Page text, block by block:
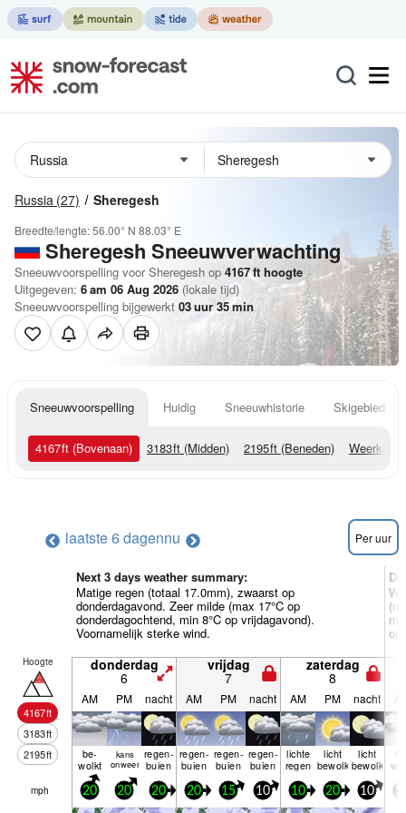
Russia (27) Sheregesh
Breedte/lengte:56.00° N 88.03° E
Sheregesh Sneeuwverwachting
Sneeuwvoorspelling voor Sheregesh op 4167ft hoogte
Uitgegeven: 6 am 06 Aug 2026 (lokale tijd)
Sneeuwvoorspelling bijgewerkt 03uur 35min
Sneeuwvoorspelling Huidig Sneeuwhistorie Skigebied
4167ft (Bovenaan) 3183ft (Midden) 2195ft (Beneden)
laatste 6 dagennu Per uur
Next 3 days weather summary:
Matige regen (totaal 17.0mm), zwaarst op
donderdagavond. Zeer milde (max 17°C op
donderdagochtend, min 8°C op vrijdagavond).
Voornamelijk sterke wind. op
Hoogte
4167ft
3183ft
2195ft
donderdag
6
vrijdag
7
zaterdag
8
AM PM nacht AM PM nacht AM PM nacht
be­
wolkt
kans
onweer
regen­
buien
regen­
buien
regen­
buien
regen­
buien
lichte
regen
licht
bewolkt
licht
bewolkt
mph 20 20 20 20 15 10 10 20 10